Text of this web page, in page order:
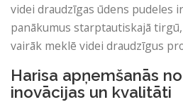
videi draudzīgas ūdens pudeles
panākumus starptautiskajā
vairāk meklē videi draudzīgus
Harisa apņemšanās
inovācijas un kvalitāti